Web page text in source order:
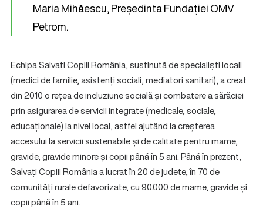
Maria Mihăescu, Președinta Fundației OMV
Petrom.
Echipa Salvați Copiii România, susținută de specialiști locali
(medici de familie, asistenți sociali, mediatori sanitari), a creat
din 2010 o rețea de incluziune socială și combatere a sărăciei
prin asigurarea de servicii integrate (medicale, sociale,
educaționale) la nivel local, astfel ajutând la creșterea
accesului la servicii sustenabile și de calitate pentru mame,
gravide, gravide minore și copii până în 5 ani. Până în prezent,
Salvați Copiii România a lucrat în 20 de județe, în 70 de
comunități rurale defavorizate, cu 90.000 de mame, gravide și
copii până în 5 ani.